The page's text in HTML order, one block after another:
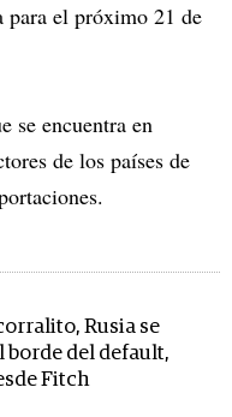
para el próximo 21 de
se encuentra en
de los países de
Rusia se
borde del default,
Fitch